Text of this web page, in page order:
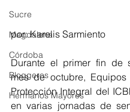
Sucre
Magdalena
Córdoba
Bloggeros
Hermanos Mayores
por: Karelis Sarmiento
Durante el primer fin de
mes de octubre,
Protección Integral del
en varias jornadas de